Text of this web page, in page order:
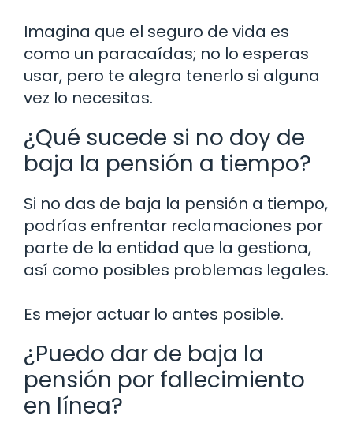
Imagina que el seguro de vida es
como un paracaídas; no lo esperas
usar, pero te alegra tenerlo si alguna
vez lo necesitas.
¿Qué sucede si no doy de
baja la pensión a tiempo?
Si no das de baja la pensión a tiempo,
podrías enfrentar reclamaciones por
parte de la entidad que la gestiona,
así como posibles problemas legales.
Es mejor actuar lo antes posible.
¿Puedo dar de baja la
pensión por fallecimiento
en línea?